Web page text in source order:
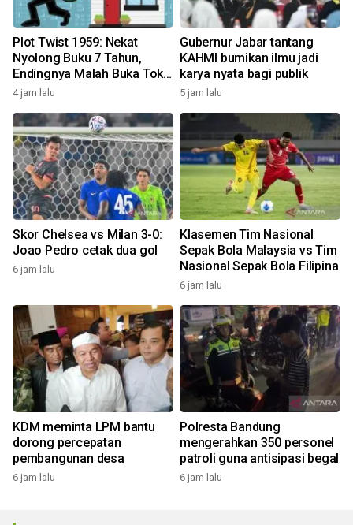
Plot Twist 1959: Nekat
Nyolong Buku 7 Tahun,
Endingnya Malah Buka Toko
Saingan!
4 jam lalu
Gubernur Jabar tantang
KAHMI bumikan ilmu jadi
karya nyata bagi publik
5 jam lalu
Skor Chelsea vs Milan 3-0:
Joao Pedro cetak dua gol
6 jam lalu
Klasemen Tim Nasional
Sepak Bola Malaysia vs Tim
Nasional Sepak Bola Filipina
6 jam lalu
KDM meminta LPM bantu
dorong percepatan
pembangunan desa
6 jam lalu
Polresta Bandung
mengerahkan 350 personel
patroli guna antisipasi begal
6 jam lalu